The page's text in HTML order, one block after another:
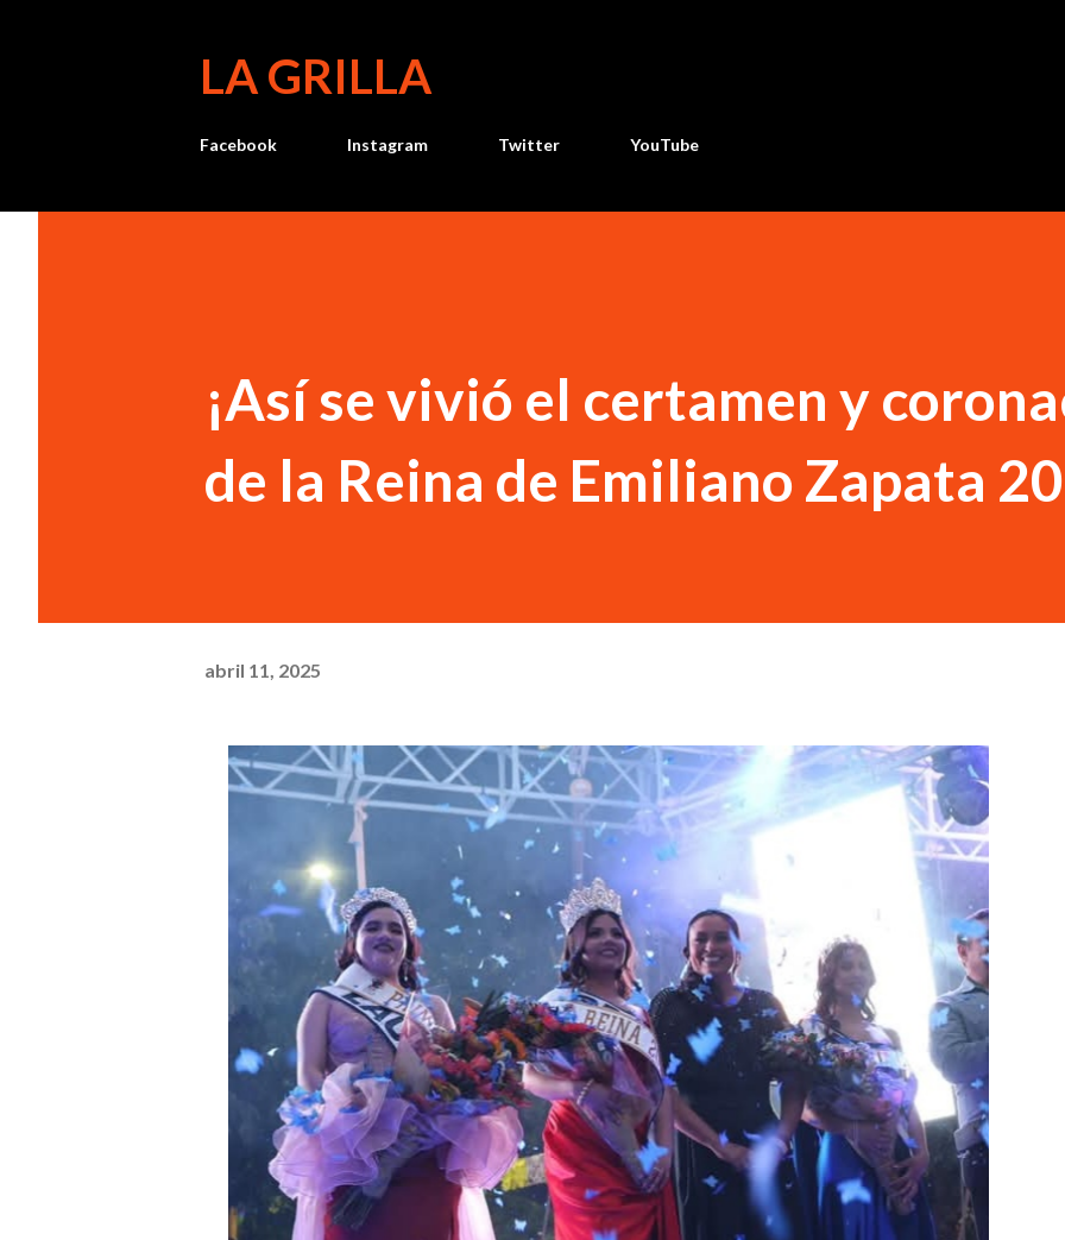
LA GRILLA
Facebook Instagram Twitter YouTube
¡Así se vivió el certamen y
de la Reina de Emiliano Zapata
abril 11, 2025